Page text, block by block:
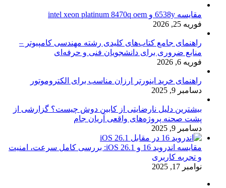
مقایسه 6538y و intel xeon platinum 8470q oem
فوریه 25, 2026
راهنمای جامع کتاب‌های کلیدی رشته مهندسی کامپیوتر –
منابع ضروری برای دانشجویان فنی و حرفه‌ای
فوریه 6, 2026
راهنمای خرید اینورتر ارزان مناسب برای الکتروموتور
دسامبر 9, 2025
بیشترین دلیل نارضایتی از کابین دوش چیست؟ گزارشی از
پشت صحنه پروژه‌های واقعی آریان جام
دسامبر 9, 2025
مقایسه اندروید 16 و iOS 26.1: بررسی کامل سرعت، امنیت
و تجربه کاربری
نوامبر 17, 2025